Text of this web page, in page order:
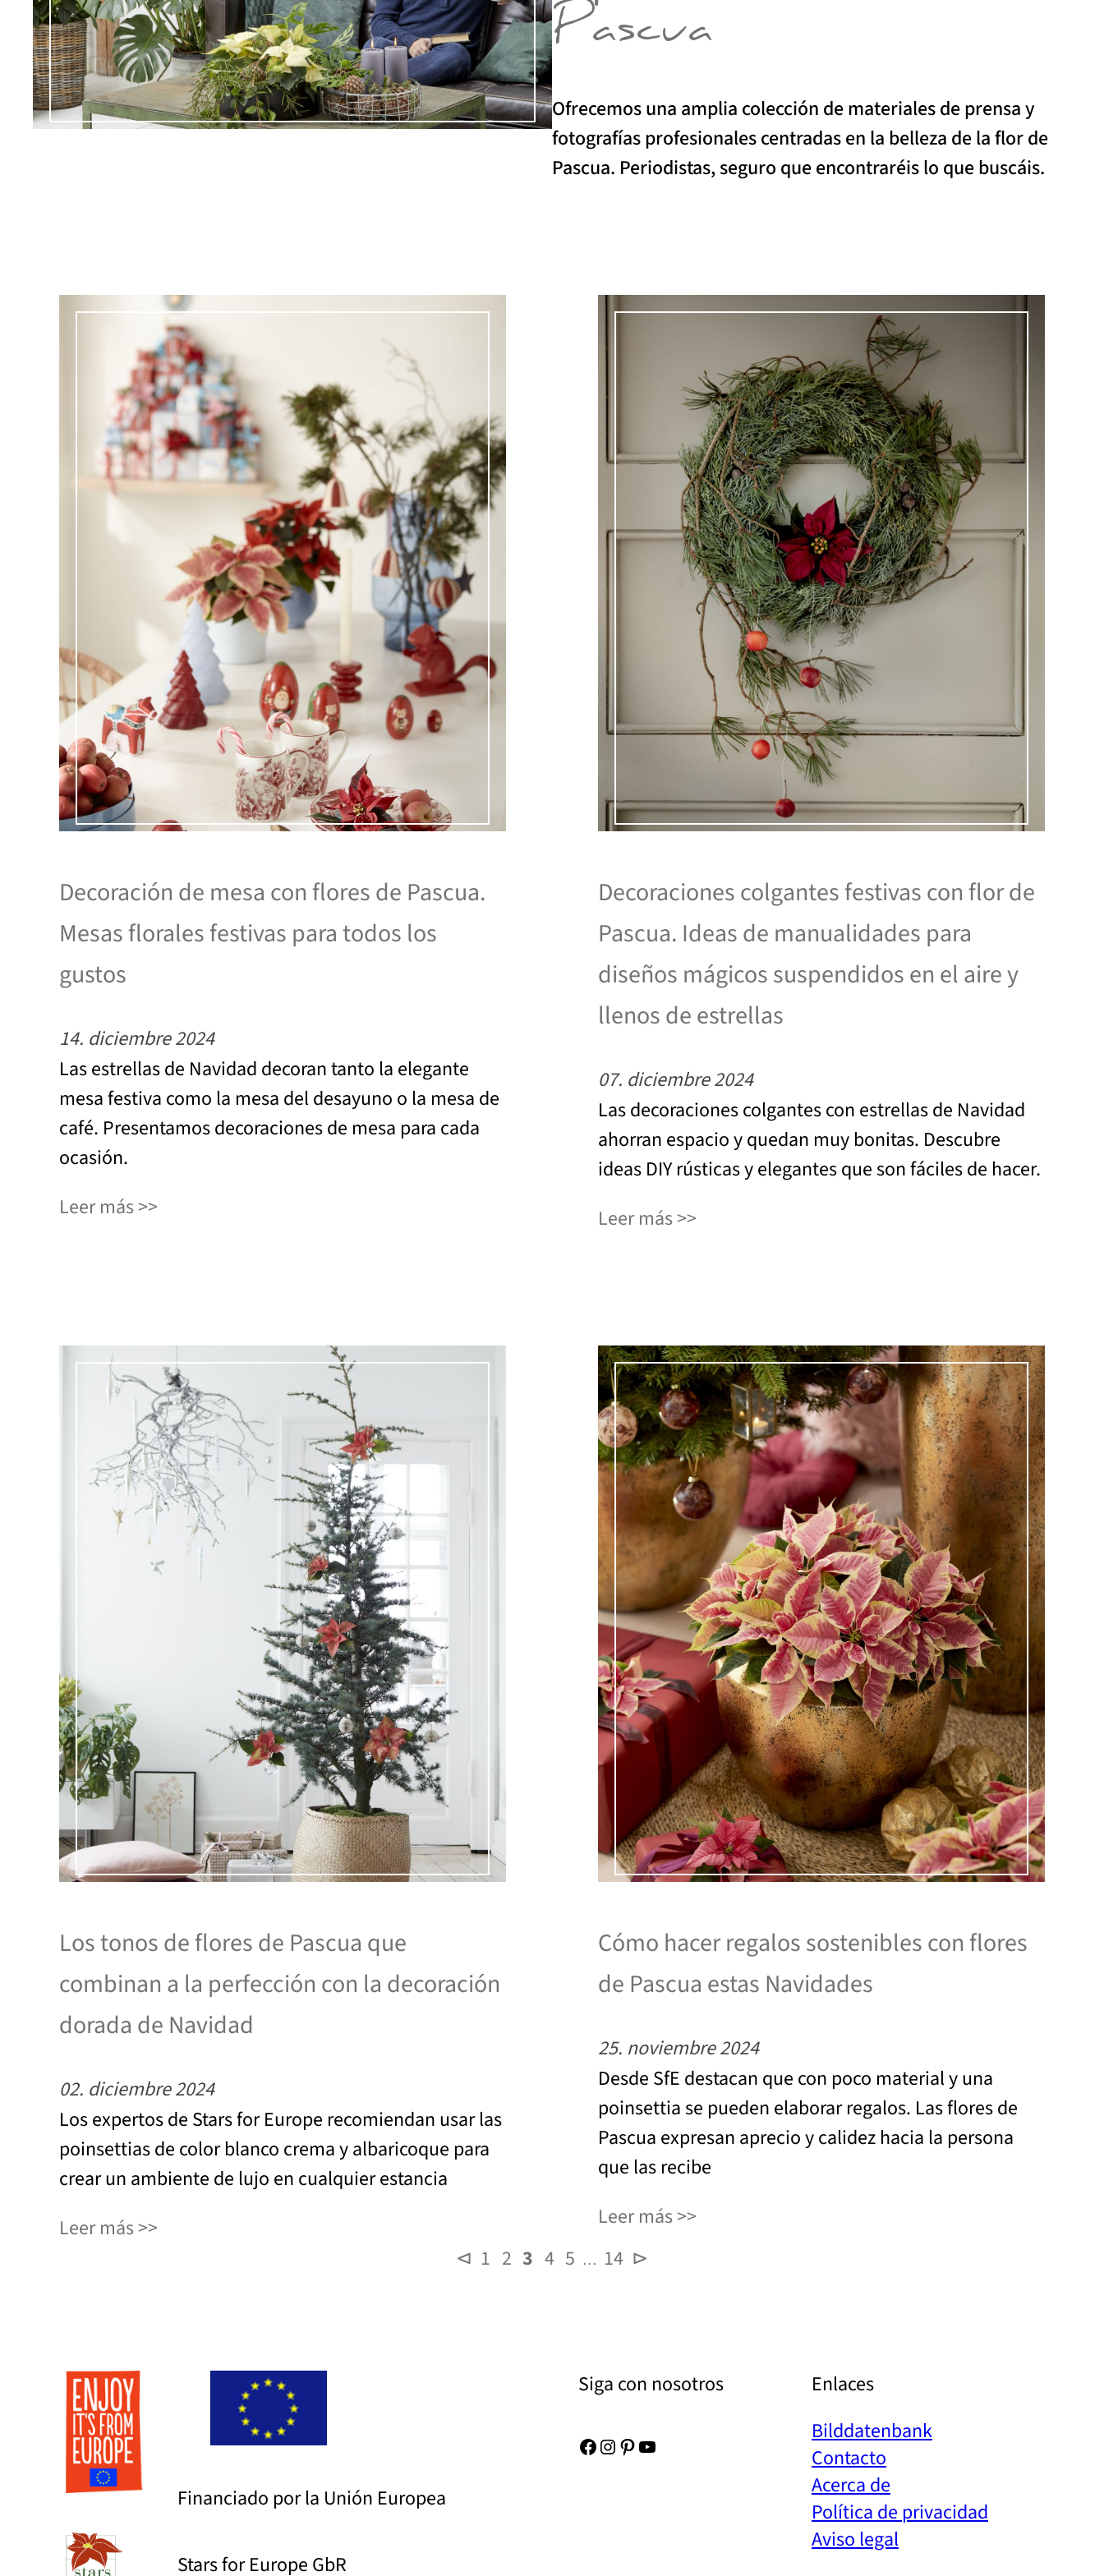
Pascua
Ofrecemos una amplia colección de materiales de prensa y
fotografías profesionales centradas en la belleza de la flor de
Pascua. Periodistas, seguro que encontraréis lo que buscáis.
Decoración de mesa con flores de Pascua.
Mesas florales festivas para todos los
gustos
14. diciembre 2024
Las estrellas de Navidad decoran tanto la elegante
mesa festiva como la mesa del desayuno o la mesa de
café. Presentamos decoraciones de mesa para cada
ocasión.
Leer más
Decoraciones colgantes festivas con flor de
Pascua. Ideas de manualidades para
diseños mágicos suspendidos en el aire y
llenos de estrellas
07. diciembre 2024
Las decoraciones colgantes con estrellas de Navidad
ahorran espacio y quedan muy bonitas. Descubre
ideas DIY rústicas y elegantes que son fáciles de hacer.
Leer más
Los tonos de flores de Pascua que
combinan a la perfección con la decoración
dorada de Navidad
02. diciembre 2024
Los expertos de Stars for Europe recomiendan usar las
poinsettias de color blanco crema y albaricoque para
crear un ambiente de lujo en cualquier estancia
Leer más
Cómo hacer regalos sostenibles con flores
de Pascua estas Navidades
25. noviembre 2024
Desde SfE destacan que con poco material y una
poinsettia se pueden elaborar regalos. Las flores de
Pascua expresan aprecio y calidez hacia la persona
que las recibe
Leer más
⊲ 1 2 3 4 5 … 14 ⊳
Financiado por la Unión Europea
Stars for Europe GbR
Siga con nosotros
Facebook Instagram Pinterest YouTube
Enlaces
Bilddatenbank
Contacto
Acerca de
Política de privacidad
Aviso legal